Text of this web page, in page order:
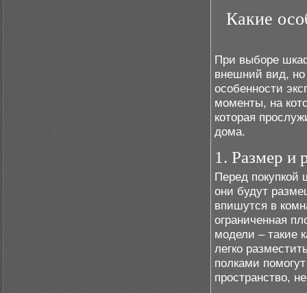
Какие
При выборе
внешний вид, но
особенности
моменты, на
которая
дома.
1. Размер и
Перед покупкой
они будут
впишутся в
ограниченная
модели – такие
легко
полками
пространство,